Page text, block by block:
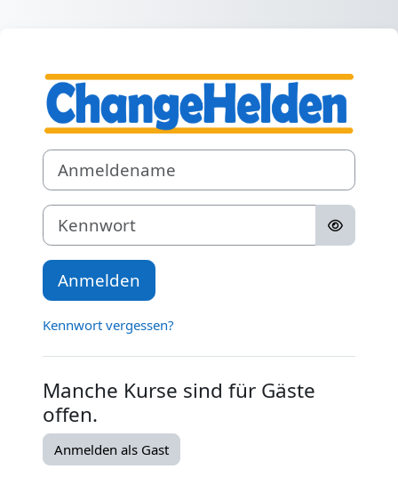
Anmelden bei
Anmeldename
Kennwort
Anmelden
Kennwort vergessen?
Manche Kurse sind für Gäste
offen.
Anmelden als Gast